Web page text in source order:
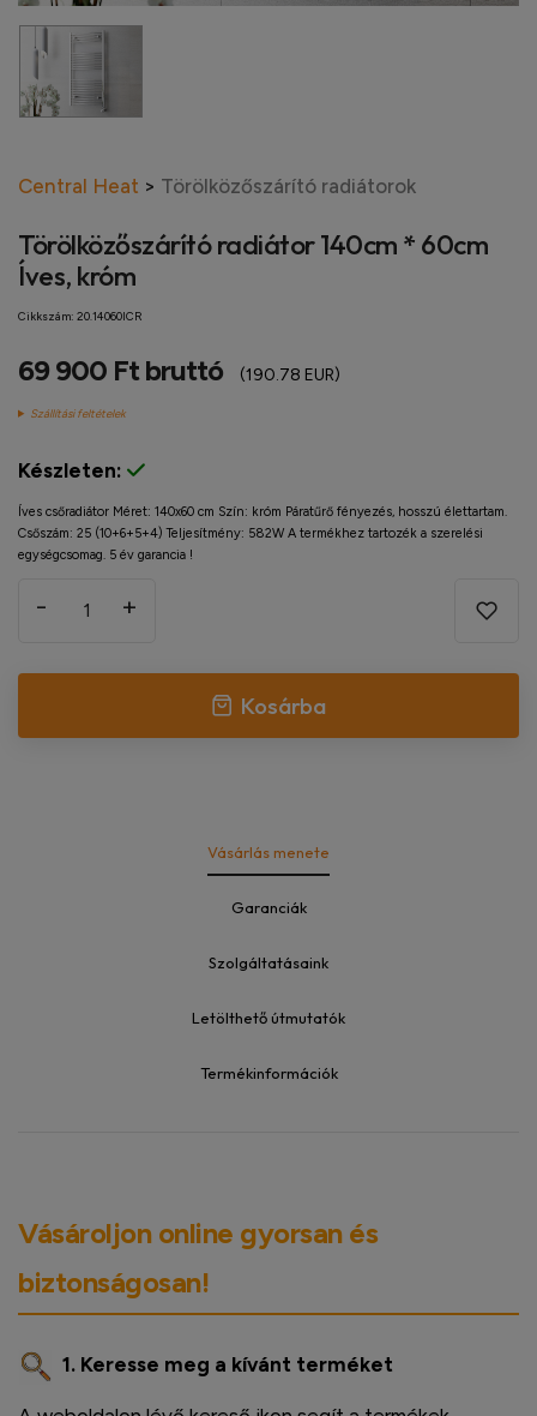
Central Heat > Törölközőszárító radiátorok
Törölközőszárító radiátor 140cm * 60cm
Íves, króm
Cikkszám: 20.14060ICR
69 900 Ft bruttó (190.78 EUR)
Szállítási feltételek
Készleten:
Íves csőradiátor Méret: 140x60 cm Szín: króm Páratűrő fényezés, hosszú élettartam.
Csőszám: 25 (10+6+5+4) Teljesítmény: 582W A termékhez tartozék a szerelési
egységcsomag. 5 év garancia !
- +
Kosárba
Vásárlás menete
Garanciák
Szolgáltatásaink
Letölthető útmutatók
Termékinformációk
Vásároljon online gyorsan és
biztonságosan!
1. Keresse meg a kívánt terméket